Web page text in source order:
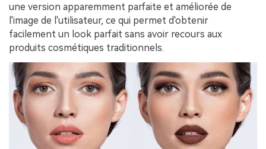
une version apparemment parfaite et améliorée de
l'image de l'utilisateur, ce qui permet d'obtenir
facilement un look parfait sans avoir recours aux
produits cosmétiques traditionnels.